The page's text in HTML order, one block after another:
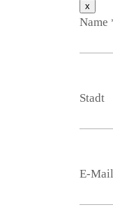
x
Name
Stadt
E‑Mail